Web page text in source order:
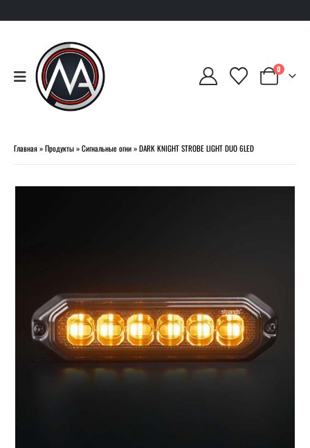
0
Главная»Продукты»Сигнальные огни»DARK KNIGHT STROBE LIGHT DUO 6LED